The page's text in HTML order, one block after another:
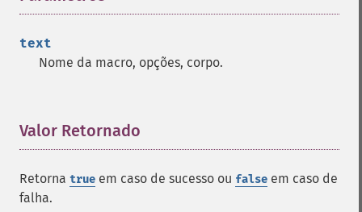
text
Nome da macro, opções, corpo.
Valor Retornado
Retorna true em caso de sucesso ou false em caso de
falha.